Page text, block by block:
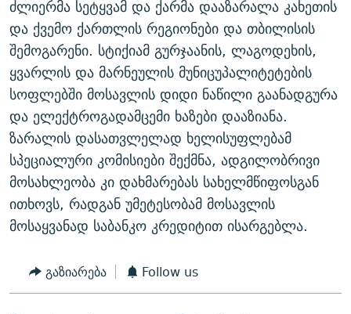
ᲡᲞᲝᲠᲢᲘ
ᲜᲘᲙᲝᲡ ᲞᲝᲓᲙᲐᲡᲢᲘ
60 ᲓᲔᲪᲘᲑᲔᲚᲘ
ᲒᲐᲜᲙᲘᲗᲮᲕᲘᲡ ᲓᲦᲔ
ᲓᲘᲚᲘᲡ ᲡᲐᲣᲑᲠᲔᲑᲘ
ᲛᲝᲚᲐᲞᲐᲠᲐᲙᲔ ᲢᲔᲥᲡᲢᲔᲑᲘ
ᲨᲘᲜ - ᲣᲪᲮᲝᲔᲗᲨᲘ
ᲚᲘᲢᲔᲠᲐᲢᲣᲠᲣᲚᲘ ᲬᲐᲮᲜᲐᲒᲔᲑᲘ
ᲐᲛᲔᲠᲘᲙᲣᲚᲘ ᲛᲝᲗᲮᲠᲝᲑᲐ
ᲗᲐᲕᲘᲡᲣᲤᲚᲔᲑᲘᲡ ᲛᲝᲜᲘᲢᲝᲠᲘ
ᲤᲔᲜᲝᲕᲐᲜᲘ - 2.10
ᲗᲥᲕᲔᲜᲘ ᲞᲣᲑᲚᲘᲙᲐᲪᲘᲔᲑᲘ
ᲞᲠᲝᲔᲥᲢᲔᲑᲘ
ᲣᲙᲠᲐᲘᲜᲐᲨᲘ ᲓᲐᲦᲣᲞᲣᲚᲘ ᲥᲐᲠᲗᲕᲔᲚᲘ ᲛᲔᲑᲠᲫᲝᲚᲔᲑᲘ - 2022
ᲓᲐᲛᲝᲣᲙᲘᲓᲔᲑᲚᲝᲑᲘᲡ 100 ᲬᲔᲚᲘ
ᲩᲔᲛᲘ ᲡᲘᲙᲕᲓᲘᲚᲘᲡ ᲛᲘᲖᲔᲖᲘᲐ COVID-19
11 ᲬᲔᲚᲘ - 11 ᲐᲛᲑᲐᲕᲘ
ᲡᲐᲞᲐᲠᲚᲐᲛᲔᲜᲢᲝ ᲐᲠᲩᲔᲕᲜᲔᲑᲘᲡ ᲘᲡᲢᲝᲠᲘᲐ
ᲑᲐᲕᲨᲕᲔᲑᲘ ᲞᲠᲝᲡᲢᲘᲢᲣᲪᲘᲐᲨᲘ - ᲐᲛᲝᲣᲗᲥᲛᲔᲚᲘ ᲐᲛᲑᲐᲕᲘ
ᲐᲒᲕᲘᲡᲢᲝᲡ ᲝᲛᲘ
ЭХО КАВКАЗА
ᲒᲐᲛᲝᲘᲬᲔᲠᲔ
რთე/რთ-ის ყველა საიტი
ძლიერმა სეტყვამ და ქარმა დააზარალა კახეთის
და ქვემო ქართლის რეგიონები და თბილისის
შემოგარენი. სტიქიამ გურჯაანის, ლაგოდეხის,
ყვარლის და მარნეულის მუნიცუპალიტეტების
სოფლებში მოსავლის დიდი ნაწილი გაანადგურა
და ელექტროგადამცემი ხაზები დააზიანა.
ზარალის დასათვლელად ხელისუფლებამ
სპეციალური კომისიები შექმნა, ადგილობრივი
მოსახლეობა კი დახმარებას სახელმწიფოსგან
ითხოვს, რადგან უმეტესობამ მოსავლის
მოსაყვანად საბანკო კრედიტით ისარგებლა.
გაზიარება Follow us